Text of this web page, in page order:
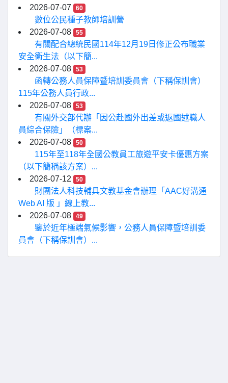
2026-07-07
60
數位公民種子教師培訓營
2026-07-08
55
有關配合總統民國114年12月19日修正公布職業
安全衛生法（以下簡...
2026-07-08
53
函轉公務人員保障暨培訓委員會（下稱保訓會）
115年公務人員行政...
2026-07-08
53
有關外交部代辦「因公赴國外出差或返國述職人
員綜合保險」（標案...
2026-07-08
50
115年至118年全國公教員工旅遊平安卡優惠方案
（以下簡稱該方案）...
2026-07-12
50
財團法人科技輔具文教基金會辦理「AAC好溝通
Web AI 版 」線上教...
2026-07-08
49
鑒於近年極端氣候影響，公務人員保障暨培訓委
員會（下稱保訓會）...